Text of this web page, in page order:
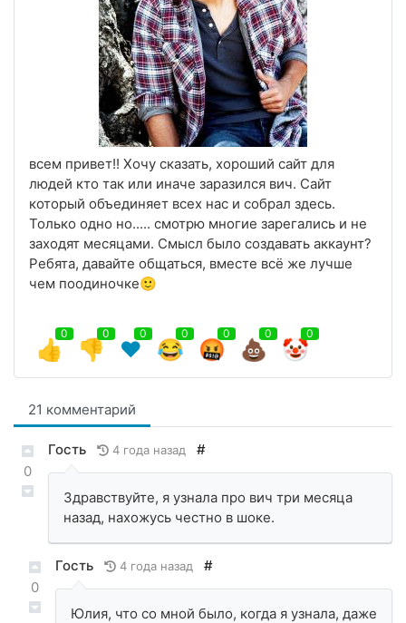
всем привет!! Хочу сказать, хороший сайт для
людей кто так или иначе заразился вич. Сайт
который объединяет всех нас и собрал здесь.
Только одно но..... смотрю многие зарегались и не
заходят месяцами. Смысл было создавать аккаунт?
Ребята, давайте общаться, вместе всё же лучше
чем поодиночке🙂
👍
0
👎
0
❤️
0
😂
0
🤬
0
💩
0
🤡
0
21 комментарий
0
Гость 4 года назад #
Здравствуйте, я узнала про вич три месяца
назад, нахожусь честно в шоке.
0
Гость 4 года назад #
Юлия, что со мной было, когда я узнала, даже